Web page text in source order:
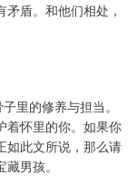
盾。和他们相处，
里的修养与担当。
着怀里的你。如果你
如此文所说，那么请
男孩。